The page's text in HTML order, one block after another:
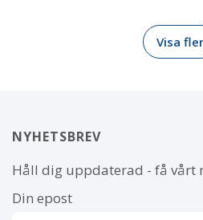
Visa fler
NYHETSBREV
Håll dig uppdaterad - få vårt
Din epost